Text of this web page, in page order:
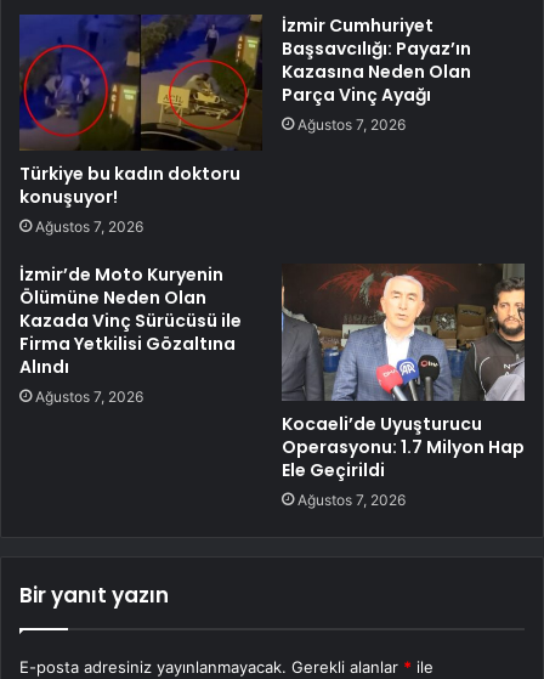
Türkiye bu kadın doktoru
konuşuyor!
Ağustos 7, 2026
İzmir Cumhuriyet
Başsavcılığı: Payaz’ın
Kazasına Neden Olan
Parça Vinç Ayağı
Ağustos 7, 2026
İzmir’de Moto Kuryenin
Ölümüne Neden Olan
Kazada Vinç Sürücüsü ile
Firma Yetkilisi Gözaltına
Alındı
Ağustos 7, 2026
Kocaeli’de Uyuşturucu
Operasyonu: 1.7 Milyon Hap
Ele Geçirildi
Ağustos 7, 2026
Bir yanıt yazın
E-posta adresiniz yayınlanmayacak. Gerekli alanlar * ile